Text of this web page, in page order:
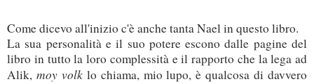
Come dicevo all'inizio c'è anche tanta Nael in questo libro.
La sua personalità e il suo potere escono dalle pagine del
libro in tutto la loro complessità e il rapporto che la lega ad
Alik, moy volk lo chiama, mio lupo, è qualcosa di davvero